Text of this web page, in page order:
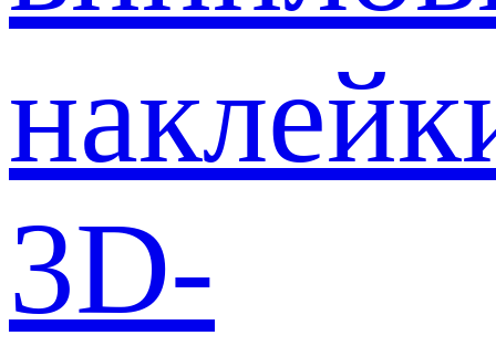
3D-